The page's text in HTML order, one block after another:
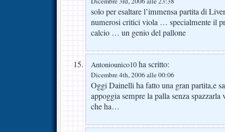
solo per esaltare l’immensa partita di
numerosi critici viola … specialmente il
calcio … un genio del pallone
Antoniounico10 ha scritto:
Dicembre 4th, 2006 alle 00:06
Oggi Dainelli ha fatto una gran partita,e
appoggia sempre la palla senza
che ha…